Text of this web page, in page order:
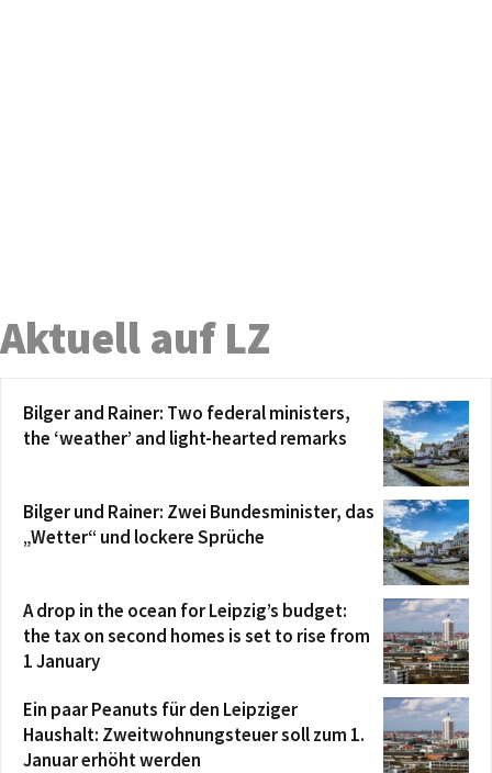
Aktuell auf LZ
Bilger and Rainer: Two federal ministers,
the ‘weather’ and light-hearted remarks
Bilger und Rainer: Zwei Bundesminister, das
„Wetter“ und lockere Sprüche
A drop in the ocean for Leipzig’s budget:
the tax on second homes is set to rise from
1 January
Ein paar Peanuts für den Leipziger
Haushalt: Zweitwohnungsteuer soll zum 1.
Januar erhöht werden